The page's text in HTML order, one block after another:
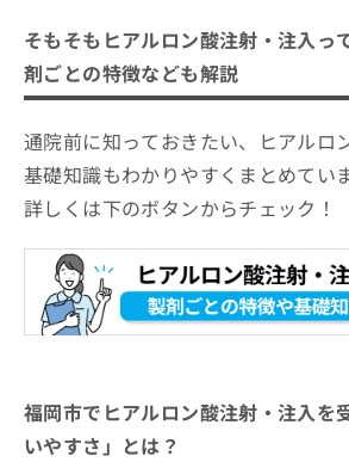
そもそもヒアルロン酸注射・注入っ
剤ごとの特徴なども解説
通院前に知っておきたい、ヒアルロ
基礎知識もわかりやすくまとめてい
詳しくは下のボタンからチェック！
福岡市でヒアルロン酸注射・注入を
いやすさ」とは？